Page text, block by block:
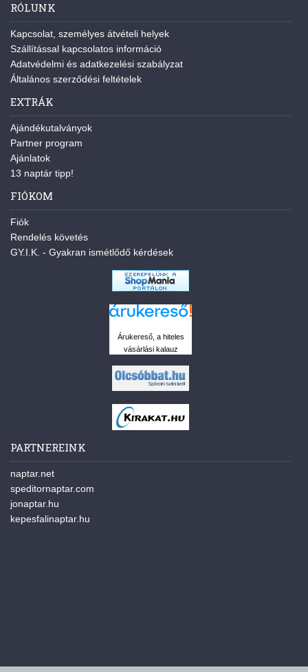
RÓLUNK
Kapcsolat, személyes átvételi helyek
Szállítással kapcsolatos információ
Adatvédelmi és adatkezelési szabályzat
Általános szerződési feltételek
EXTRÁK
Ajándékutalványok
Partner program
Ajánlatok
13 naptár tipp!
FIÓKOM
Fiók
Rendelés követés
GY.I.K. - Gyakran ismétlődő kérdések
Árukereső, a hiteles
vásárlási kalauz
PARTNEREINK
naptar.net
speditornaptar.com
jonaptar.hu
kepesfalinaptar.hu